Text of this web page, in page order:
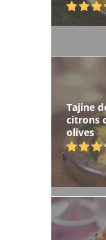
Tajine
citrons
olives